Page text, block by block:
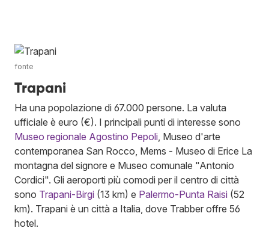
fonte
Trapani
Ha una popolazione di 67.000 persone. La valuta
ufficiale è euro (€). I principali punti di interesse sono
Museo regionale Agostino Pepoli , Museo d'arte
contemporanea San Rocco, Mems - Museo di Erice La
montagna del signore e Museo comunale "Antonio
Cordici". Gli aeroporti più comodi per il centro di città
sono Trapani-Birgi (13 km) e Palermo-Punta Raisi (52
km). Trapani è un città a Italia, dove Trabber offre 56
hotel.